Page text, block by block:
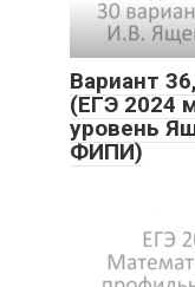
Вариант
(ЕГЭ 2024
уровень
ФИПИ)